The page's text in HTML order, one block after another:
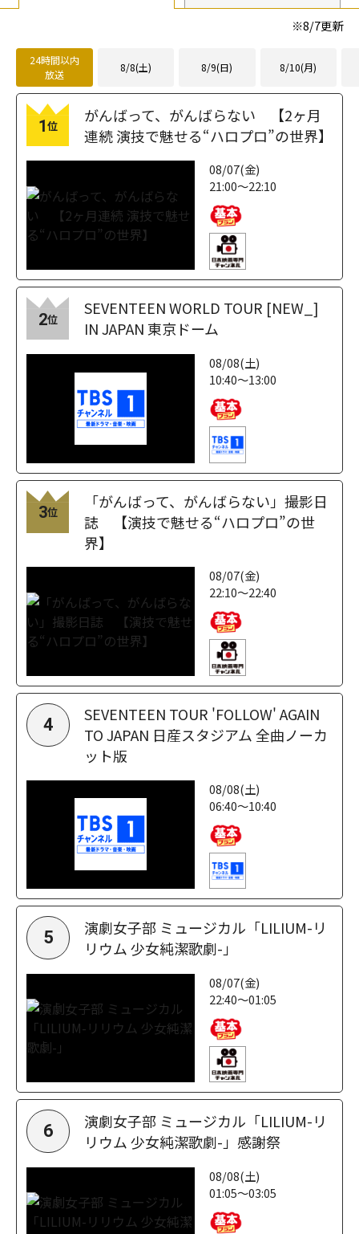
※8/7更新
24時間以内
放送
8/8(土) 8/9(日) 8/10(月)
1位
がんばって、がんばらない 【2ヶ月
連続 演技で魅せる“ハロプロ”の世界】
08/07(金)
21:00～22:10
2位
SEVENTEEN WORLD TOUR [NEW_]
IN JAPAN 東京ドーム
08/08(土)
10:40～13:00
3位
「がんばって、がんばらない」撮影日
誌 【演技で魅せる“ハロプロ”の世
界】
08/07(金)
22:10～22:40
4
SEVENTEEN TOUR 'FOLLOW' AGAIN
TO JAPAN 日産スタジアム 全曲ノーカ
ット版
08/08(土)
06:40～10:40
5
演劇女子部 ミュージカル「LILIUM-リ
リウム 少女純潔歌劇-」
08/07(金)
22:40～01:05
6
演劇女子部 ミュージカル「LILIUM-リ
リウム 少女純潔歌劇-」感謝祭
08/08(土)
01:05～03:05